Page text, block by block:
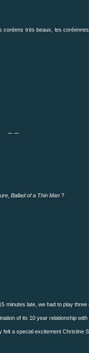
coréens très beaux, les
Ballad of a Thin Man ?
minutes late, we had to play
of its 10 year relationship with
felt a special excitement Christine